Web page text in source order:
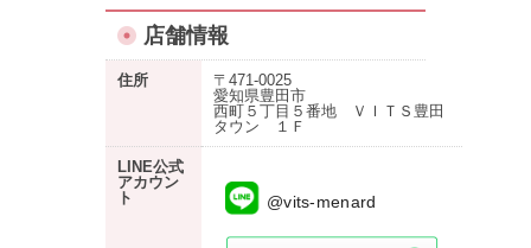
店舗情報
住所
〒471-0025
愛知県豊田市
西町５丁目５番地 ＶＩＴＳ豊田
タウン １Ｆ
LINE公式
アカウン
ト
@vits-menard